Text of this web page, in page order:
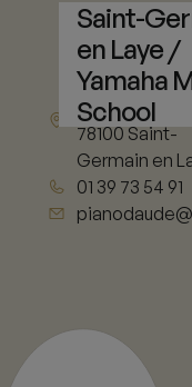
Saint-
en Laye /
Yamaha
School
11 rue de Vieil
Abreuvoir
78100 Saint-
Germain en
01 39 73 54 91